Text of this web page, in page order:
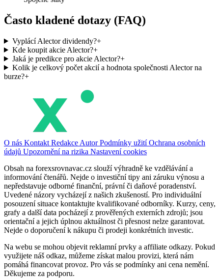
Často kladené dotazy (FAQ)
Vyplácí Alector dividendy?+
Kde koupit akcie Alector?+
Jaká je predikce pro akcie Alector?+
Kolik je celkový počet akcií a hodnota společnosti Alector na
burze?+
O nás Kontakt Redakce AutorPodmínky užitíOchrana osobních
údajů Upozornění na rizika Nastavení cookies
Obsah na forexsrovnavac.cz slouží výhradně ke vzdělávání a
informování čtenářů. Nejde o investiční tipy ani záruku výnosu a
nepředstavuje odborné finanční, právní či daňové poradenství.
Uvedené názory vycházejí z našich zkušeností. Pro individuální
posouzení situace kontaktujte kvalifikované odborníky. Kurzy, ceny,
grafy a další data pocházejí z prověřených externích zdrojů; jsou
orientační a jejich úplnou aktuálnost či přesnost nelze garantovat.
Nejde o doporučení k nákupu či prodeji konkrétních investic.
Na webu se mohou objevit reklamní prvky a affiliate odkazy. Pokud
využijete náš odkaz, můžeme získat malou provizi, která nám
pomáhá financovat provoz. Pro vás se podmínky ani cena nemění.
Děkujeme za podporu.